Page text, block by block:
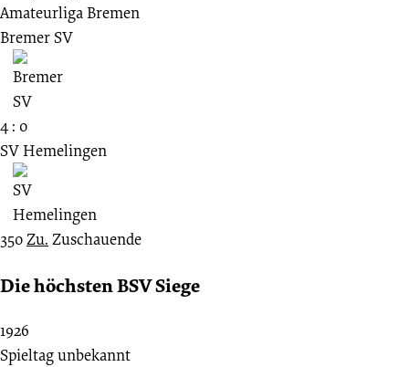
Amateurliga Bremen
Bremer SV
4 : 0
SV Hemelingen
350Zu. Zuschauende
Die höchsten BSV Siege
1926
Spieltag unbekannt